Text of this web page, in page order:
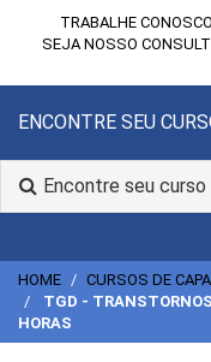
TRABALHE CONOSCO
SEJA NOSSO
ENCONTRE SEU
Encontre seu curso
HOME
CURSOS DE
TGD -
HORAS